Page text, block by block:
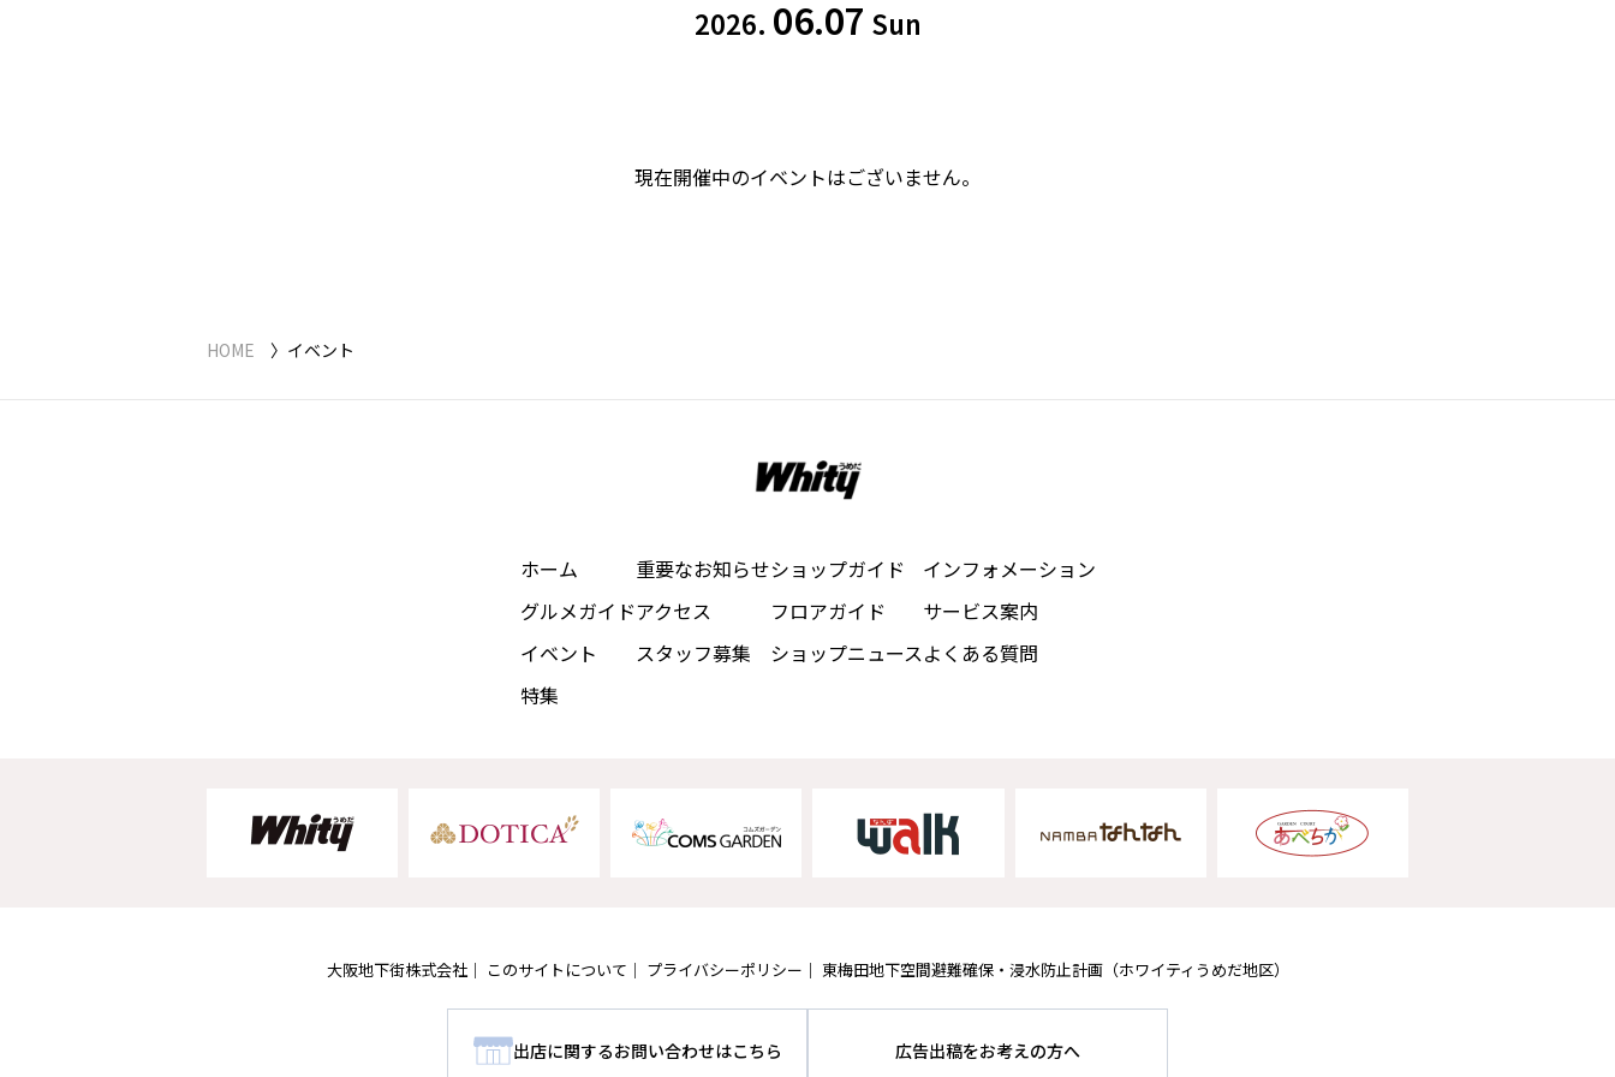
2026. 06.07 Sun
現在開催中のイベントはございません。
HOME イベント
ホーム
グルメガイド
イベント
特集
重要なお知らせ
アクセス
スタッフ募集
ショップガイド
フロアガイド
ショップニュース
インフォメーション
サービス案内
よくある質問
大阪地下街株式会社 このサイトについて プライバシーポリシー 東梅田地下空間避難確保・浸水防止計画（ホワイティうめだ地区）
出店に関するお問い合わせはこちら 広告出稿をお考えの方へ